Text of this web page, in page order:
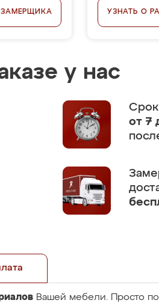
ЗАМЕРЩИКА УЗНАТЬ О
у нас
от 7
Вашей мебели. Просто